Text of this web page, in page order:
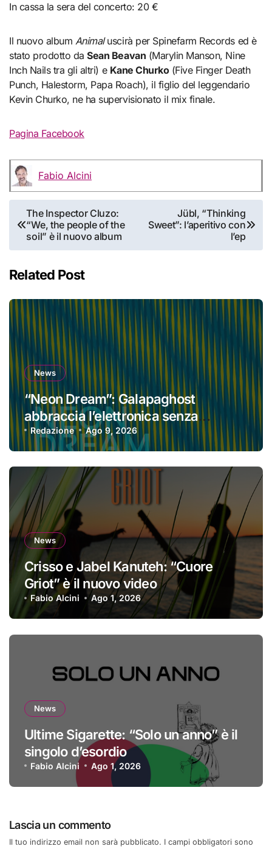
In cassa la sera del concerto: 20 €
Il nuovo album Animaluscirà per Spinefarm Records ed è
stato prodotto daSean Beavan (Marylin Manson, Nine
Inch Nails tra gli altri) e Kane Churko(Five Finger Death
Punch, Halestorm, Papa Roach), il figlio del leggendario
Kevin Churko, ne ha supervisionato il mix finale.
Pagina Facebook
Fabio Alcini
Navigazione
articoli
The Inspector Cluzo:
“We, the people of the
soil” è il nuovo album
Jübl, “Thinking
Sweet”: l’aperitivo con
l’ep
Related Post
News
“Neon Dream”: Galapaghost
abbraccia l’elettronica senza
perdere la propria identità
Redazione Ago 9, 2026
News
Crisso e Jabel Kanuteh: “Cuore
Griot” è il nuovo video
Fabio Alcini Ago 1, 2026
News
Ultime Sigarette: “Solo un anno” è il
singolo d’esordio
Fabio Alcini Ago 1, 2026
Lascia un commento
Il tuo indirizzo email non sarà pubblicato. I campi obbligatori sono